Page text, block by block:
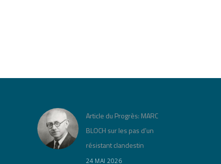
Article du Progrès: MARC
BLOCH sur les pas d’un
résistant clandestin
24 MAI 2026